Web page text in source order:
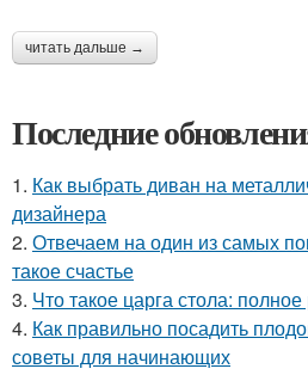
читать дальше →
Последние
1. Как выбрать диван на
дизайнера
2. Отвечаем на один из самых
такое счастье
3. Что такое царга стола:
4. Как правильно посадить
советы для начинающих